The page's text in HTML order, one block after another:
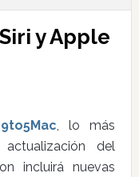
y Apple
9to5Mac, lo más
del
incluirá nuevas